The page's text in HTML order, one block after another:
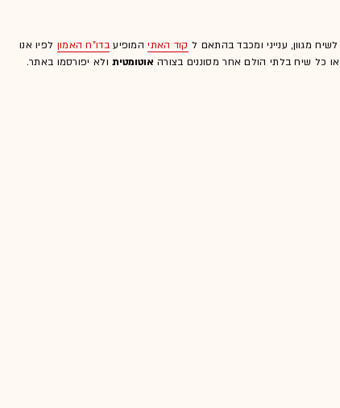
מגוון, ענייני ומכבד בהתאם ל קוד האתיהמופיעבדו"ח האמון לפיו אנו
או כל שיח בלתי הולם אחר מסוננים בצורה אוטומטיתולא יפורסמו באתר.